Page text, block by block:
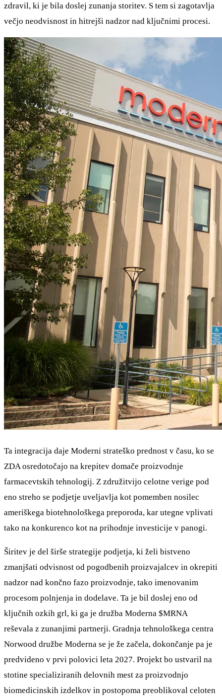
zdravil, ki je bila doslej zunanja storitev. S tem si zagotavlja
večjo neodvisnost in hitrejši nadzor nad ključnimi procesi.
Ta integracija daje Moderni strateško prednost v času, ko se
ZDA osredotočajo na krepitev domače proizvodnje
farmacevtskih tehnologij. Z združitvijo celotne verige pod
eno streho se podjetje uveljavlja kot pomemben nosilec
ameriškega biotehnološkega preporoda, kar utegne vplivati
tako na konkurenco kot na prihodnje investicije v panogi.
Širitev je del širše strategije podjetja, ki želi bistveno
zmanjšati odvisnost od pogodbenih proizvajalcev in okrepiti
nadzor nad končno fazo proizvodnje, tako imenovanim
procesom polnjenja in dodelave. Ta je bil doslej eno od
ključnih ozkih grl, ki ga je družba Moderna $MRNA
reševala z zunanjimi partnerji. Gradnja tehnološkega centra
Norwood družbe Moderna se je že začela, dokončanje pa je
predvideno v prvi polovici leta 2027. Projekt bo ustvaril na
stotine specializiranih delovnih mest za proizvodnjo
biomedicinskih izdelkov in postopoma preoblikoval celoten